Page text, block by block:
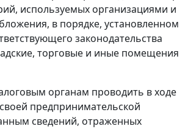
используемых организациями и
в порядке, установленном
законодательства
торговые и иные помещения
органам проводить в ходе
предпринимательской
сведений, отраженных